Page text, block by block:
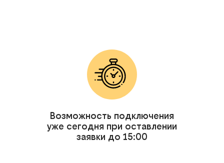
Возможность подключения
уже сегодня при оставлении
заявки до 15:00